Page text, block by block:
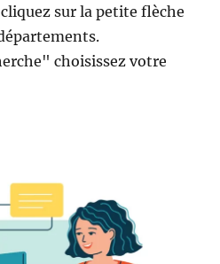
sur la petite flèche
choisissez votre